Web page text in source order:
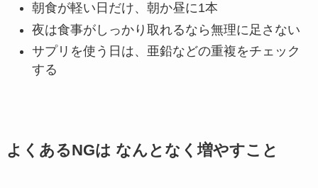
朝食が軽い日だけ、朝か昼に1本
夜は食事がしっかり取れるなら無理に足さない
サプリを使う日は、亜鉛などの重複をチェック
する
よくあるNGは なんとなく増やすこと